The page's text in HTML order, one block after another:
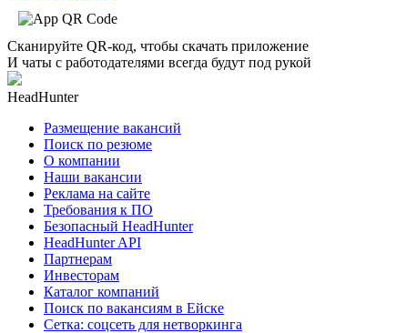
Сканируйте QR-код, чтобы скачать приложение
И чаты с работодателями всегда будут под рукой
HeadHunter
Размещение вакансий
Поиск по резюме
О компании
Наши вакансии
Реклама на сайте
Требования к ПО
Безопасный HeadHunter
HeadHunter API
Партнерам
Инвесторам
Каталог компаний
Поиск по вакансиям в Ейске
Сетка: соцсеть для нетворкинга